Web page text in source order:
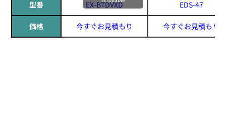
型番 EX-BTDVXD EDS-47
価格 今すぐお見積もり 今すぐお見積もり